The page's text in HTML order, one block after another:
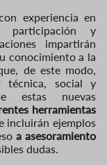
experiencia en
participación y
impartirán
conocimiento a la
de este modo,
técnica, social y
estas nuevas
herramientas
incluirán ejemplos
a asesoramiento
dudas.